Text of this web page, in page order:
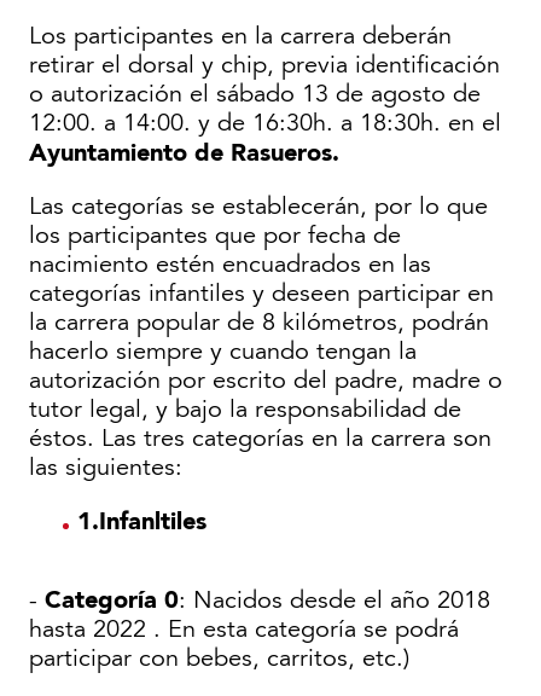
Los participantes en la carrera deberán
retirar el dorsal y chip, previa identificación
o autorización el sábado 13 de agosto de
12:00. a 14:00. y de 16:30h. a 18:30h. en el
Ayuntamiento de Rasueros.
Las categorías se establecerán, por lo que
los participantes que por fecha de
nacimiento estén encuadrados en las
categorías infantiles y deseen participar en
la carrera popular de 8 kilómetros, podrán
hacerlo siempre y cuando tengan la
autorización por escrito del padre, madre o
tutor legal, y bajo la responsabilidad de
éstos. Las tres categorías en la carrera son
las siguientes:
1.Infanltiles
- Categoría 0: Nacidos desde el año 2018
hasta 2022 . En esta categoría se podrá
participar con bebes, carritos, etc.)